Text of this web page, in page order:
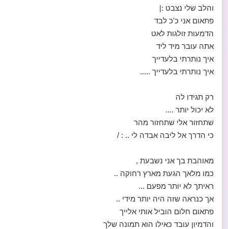
והלב שלי נצבט :|
פתאום אני כ'כ לבד
הדמעות זולגות לאט
אתה עובר מיד ליד
איך נותרתי בלעדייך
איך נותרתי בלעדייך .....
רק תגידו לה
לא יכול יותר ....
שתחזור אלי שתחזור מהר
כי הדרך אל ליבה אבדה לי .. : /
מאוהבת בך אני נשבעת ,
כמו מלאך הגעת מארץ רחוקה ..
ראיתך לא יותר מפעם ...
אך כנראה שזה היה יותר מידי ..
פתאום חלום הוביל אותי אלייך
והדמיון עובד כאילו הוא תמונה שלך